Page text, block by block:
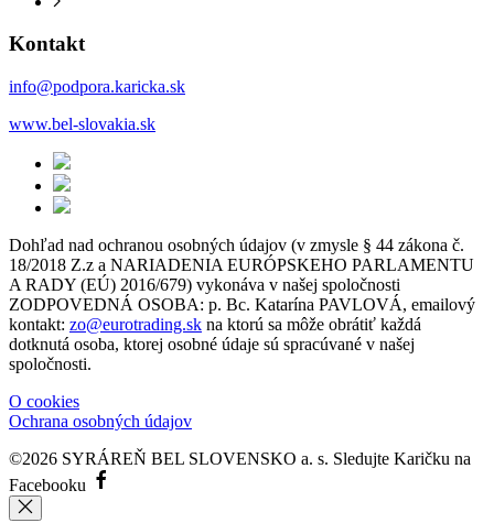
Kontakt
info@podpora.karicka.sk
www.bel-slovakia.sk
Dohľad nad ochranou osobných údajov (v zmysle § 44 zákona č.
18/2018 Z.z a NARIADENIA EURÓPSKEHO PARLAMENTU
A RADY (EÚ) 2016/679) vykonáva v našej spoločnosti
ZODPOVEDNÁ OSOBA: p. Bc. Katarína PAVLOVÁ, emailový
kontakt: zo@eurotrading.sk na ktorú sa môže obrátiť každá
dotknutá osoba, ktorej osobné údaje sú spracúvané v našej
spoločnosti.
O cookies
Ochrana osobných údajov
©2026 SYRÁREŇ BEL SLOVENSKO a. s. Sledujte Karičku na
Facebooku